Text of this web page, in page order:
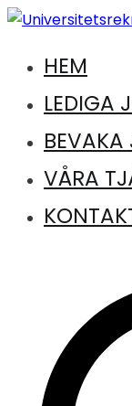
Hoppa
innehåll
Jobb inom
HEM
LEDIGA
BEVAKA
VÅRA